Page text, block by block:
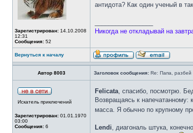
Зарегистрирован: 14.10.2008
12:31
Сообщения: 52
антидота? Как один ученый в
Никогда не откладывай на
Вернуться к началу
Автор 8003 Заголовок сообщения: Re: Папа, разбей
Искатель приключений
Зарегистрирован: 01.01.1970
03:00
Сообщения: 6
Felicata, спасибо, посмотрю.
Возвращаясь к напечатанному:
масса. Я обычно по крупному
Lendi, диагональ штука,